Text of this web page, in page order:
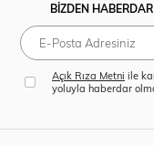
BİZDEN
Açık Rıza Metni ile
yoluyla haberdar